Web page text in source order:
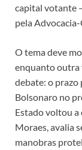
capital votante
pela
O tema deve
enquanto outra
debate: o prazo
Bolsonaro no
Estado voltou
Moraes, avalia
manobras